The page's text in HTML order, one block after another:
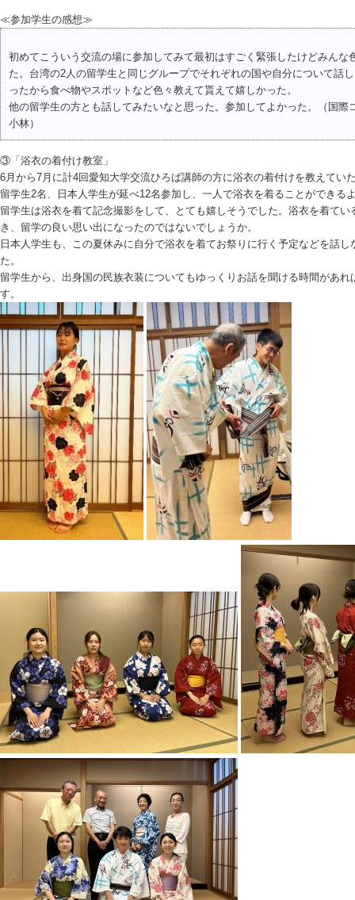
≪参加学生の感想≫
初めてこういう交流の場に参加してみて最初はすごく緊張したけどみんな
た。台湾の2人の留学生と同じグループでそれぞれの国や自分について話
ったから食べ物やスポットなど色々教えて貰えて嬉しかった。
他の留学生の方とも話してみたいなと思った。参加してよかった。（国際
小林）
③「浴衣の着付け教室」
6月から7月に計4回愛知大学交流ひろば講師の方に浴衣の着付けを教えてい
留学生2名、日本人学生が延べ12名参加し、一人で浴衣を着ることができる
留学生は浴衣を着て記念撮影をして、とても嬉しそうでした。浴衣を着て
き、留学の良い思い出になったのではないでしょうか。
日本人学生も、この夏休みに自分で浴衣を着てお祭りに行く予定などを話
た。
留学生から、出身国の民族衣装についてもゆっくりお話を聞ける時間があ
す。